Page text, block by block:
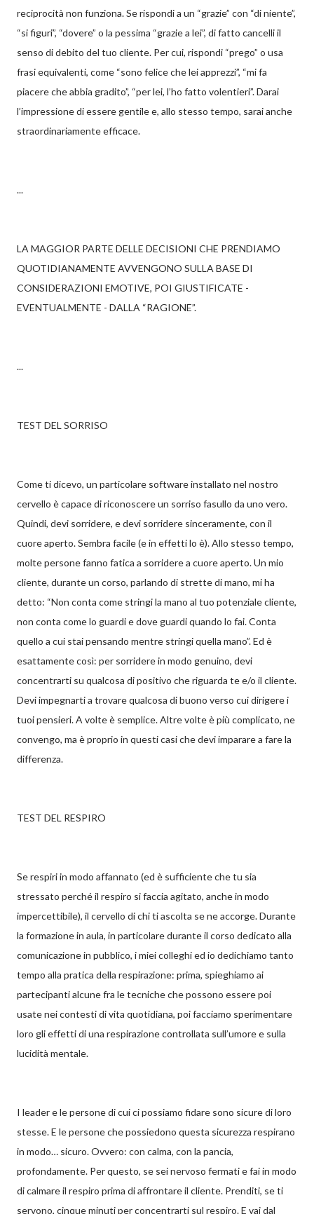
reciprocità non funziona. Se rispondi a un “grazie” con “di niente”,
“si figuri”, “dovere” o la pessima “grazie a lei”, di fatto cancelli il
senso di debito del tuo cliente. Per cui, rispondi “prego” o usa
frasi equivalenti, come “sono felice che lei apprezzi”, “mi fa
piacere che abbia gradito”, “per lei, l’ho fatto volentieri”. Darai
l’impressione di essere gentile e, allo stesso tempo, sarai anche
straordinariamente efficace.
...
LA MAGGIOR PARTE DELLE DECISIONI CHE PRENDIAMO
QUOTIDIANAMENTE AVVENGONO SULLA BASE DI
CONSIDERAZIONI EMOTIVE, POI GIUSTIFICATE -
EVENTUALMENTE - DALLA “RAGIONE”.
...
TEST DEL SORRISO
Come ti dicevo, un particolare software installato nel nostro
cervello è capace di riconoscere un sorriso fasullo da uno vero.
Quindi, devi sorridere, e devi sorridere sinceramente, con il
cuore aperto. Sembra facile (e in effetti lo è). Allo stesso tempo,
molte persone fanno fatica a sorridere a cuore aperto. Un mio
cliente, durante un corso, parlando di strette di mano, mi ha
detto: “Non conta come stringi la mano al tuo potenziale cliente,
non conta come lo guardi e dove guardi quando lo fai. Conta
quello a cui stai pensando mentre stringi quella mano”. Ed è
esattamente così: per sorridere in modo genuino, devi
concentrarti su qualcosa di positivo che riguarda te e/o il cliente.
Devi impegnarti a trovare qualcosa di buono verso cui dirigere i
tuoi pensieri. A volte è semplice. Altre volte è più complicato, ne
convengo, ma è proprio in questi casi che devi imparare a fare la
differenza.
TEST DEL RESPIRO
Se respiri in modo affannato (ed è sufficiente che tu sia
stressato perché il respiro si faccia agitato, anche in modo
impercettibile), il cervello di chi ti ascolta se ne accorge. Durante
la formazione in aula, in particolare durante il corso dedicato alla
comunicazione in pubblico, i miei colleghi ed io dedichiamo tanto
tempo alla pratica della respirazione: prima, spieghiamo ai
partecipanti alcune fra le tecniche che possono essere poi
usate nei contesti di vita quotidiana, poi facciamo sperimentare
loro gli effetti di una respirazione controllata sull’umore e sulla
lucidità mentale.
I leader e le persone di cui ci possiamo fidare sono sicure di loro
stesse. E le persone che possiedono questa sicurezza respirano
in modo… sicuro. Ovvero: con calma, con la pancia,
profondamente. Per questo, se sei nervoso fermati e fai in modo
di calmare il respiro prima di affrontare il cliente. Prenditi, se ti
servono, cinque minuti per concentrarti sul respiro. E vai dal